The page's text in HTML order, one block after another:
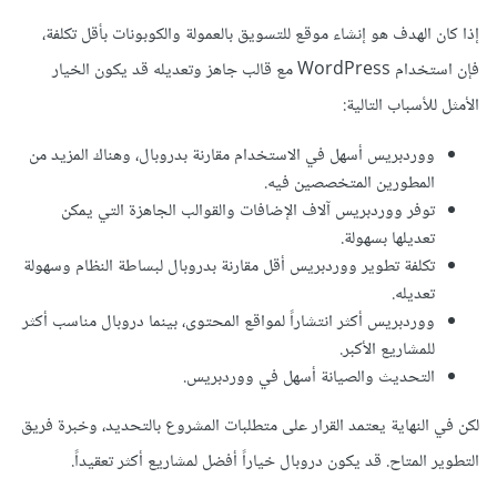
وهل هو معتمد بشكل واسع بين المبرمجين لإني أشوف الغالب
يعتمد على وردبريس ؟
بالنسبة لمواقع الكوبونات أساس تكون بسيطة ماهي متطلبة بنسبة
كبيرة حسب ما أشوف مقابل بناء مواقع أخرى ..
لذلك ما أعرف ماهو المناسب أكثر هل Drupal خيار جيد حتى
مستقبلا للتطوير ؟
آسف للإطالة مره أخرى .
إذا كان الهدف هو إنشاء موقع للتسويق بالعمولة والكوبونات بأقل تكلفة،
فإن استخدام WordPress مع قالب جاهز وتعديله قد يكون الخيار
الأمثل للأسباب التالية:
ووردبريس أسهل في الاستخدام مقارنة بدروبال، وهناك المزيد من
المطورين المتخصصين فيه.
توفر ووردبريس آلاف الإضافات والقوالب الجاهزة التي يمكن
تعديلها بسهولة.
تكلفة تطوير ووردبريس أقل مقارنة بدروبال لبساطة النظام وسهولة
تعديله.
ووردبريس أكثر انتشاراً لمواقع المحتوى، بينما دروبال مناسب أكثر
للمشاريع الأكبر.
التحديث والصيانة أسهل في ووردبريس.
لكن في النهاية يعتمد القرار على متطلبات المشروع بالتحديد، وخبرة فريق
التطوير المتاح. قد يكون دروبال خياراً أفضل لمشاريع أكثر تعقيداً.